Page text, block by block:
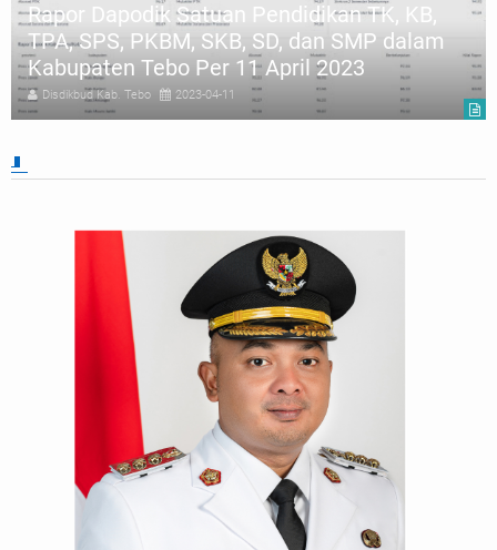
KB,
dalam
Pendaftaran dan Refleksi Kurikulum
Merdeka Diperpanjang Hingga
April 2023
Disdikbud Kab. Tebo